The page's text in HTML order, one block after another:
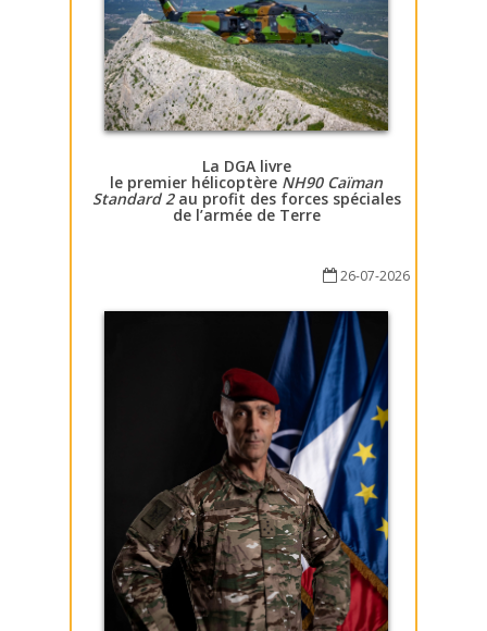
La DGA livre
le premier hélicoptère NH90 Caïman
Standard 2au profit des forces spéciales
de l’armée de Terre
26-07-2026